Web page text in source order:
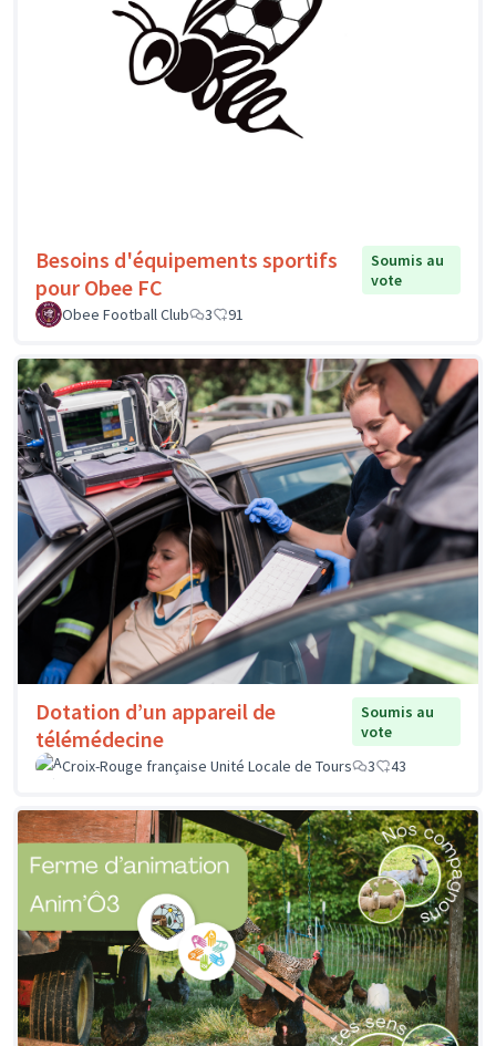
Besoins d'équipements sportifs
pour Obee FC
Soumis au
vote
Obee Football Club
3 91
Dotation d’un appareil de
télémédecine
Soumis au
vote
Croix-Rouge française Unité Locale de Tours
3 43